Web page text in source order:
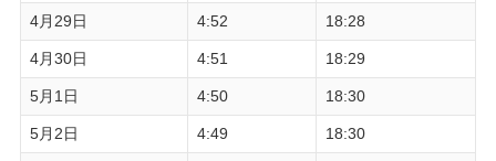
4月29日 4:52 18:28
4月30日 4:51 18:29
5月1日 4:50 18:30
5月2日 4:49 18:30